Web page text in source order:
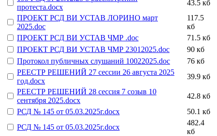
протеста.docx
43.5 кб
ПРОЕКТ РСД ВИ УСТАВ ЛОРИНО март
2025.doc
117.5
кб
ПРОЕКТ РСД ВИ УСТАВ ЧМР .doc
71.5 кб
ПРОЕКТ РСД ВИ УСТАВ ЧМР 23012025.doc
90 кб
Протокол публичных слушаний 10022025.doc
76 кб
РЕЕСТР РЕШЕНИЙ 27 сессии 26 августа 2025
год.docx
39.9 кб
РЕЕСТР РЕШЕНИЙ 28 сессия 7 созыв 10
сентября 2025.docx
42.8 кб
РСД № 145 от 05.03.2025г.docx
50.1 кб
РСД № 145 от 05.03.2025г.docx
482.4
кб